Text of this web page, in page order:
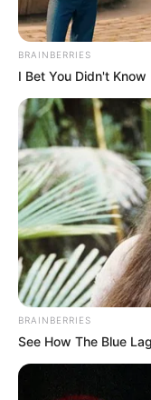
Deixe um
BRAINBERRIES
I Bet You Didn't
BRAINBERRIES
See How The Blue